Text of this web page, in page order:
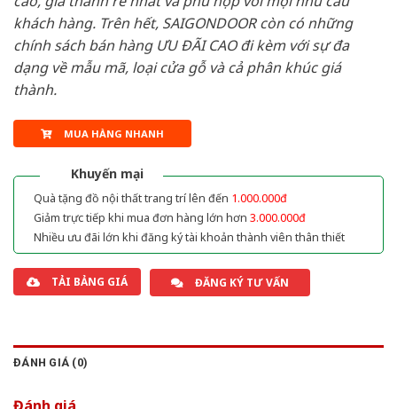
khách hàng. Trên hết, SAIGONDOOR còn có những
chính sách bán hàng ƯU ĐÃI CAO đi kèm với sự đa
dạng về mẫu mã, loại cửa gỗ và cả phân khúc giá
thành.
MUA HÀNG NHANH
Khuyến mại
Quà tặng đồ nội thất trang trí lên đến 1.000.000đ
Giảm trực tiếp khi mua đơn hàng lớn hơn 3.000.000đ
Nhiều ưu đãi lớn khi đăng ký tài khoản thành viên thân thiết
TẢI BẢNG GIÁ ĐĂNG KÝ TƯ VẤN
ĐÁNH GIÁ (0)